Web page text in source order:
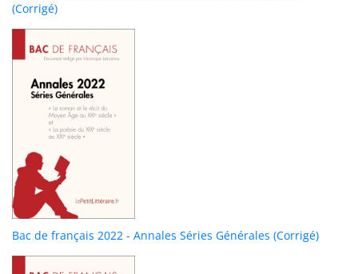
(Corrigé)
Bac de français 2022 - Annales Séries Générales (Corrigé)